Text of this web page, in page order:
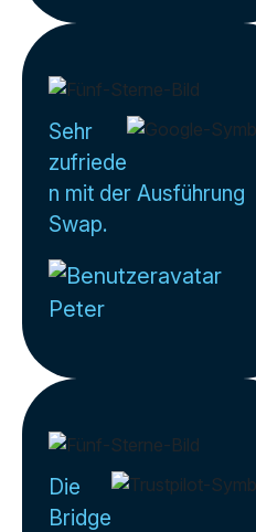
Sehr
zufriede
n mit der Ausführung
Swap.
Peter
Die
Bridge